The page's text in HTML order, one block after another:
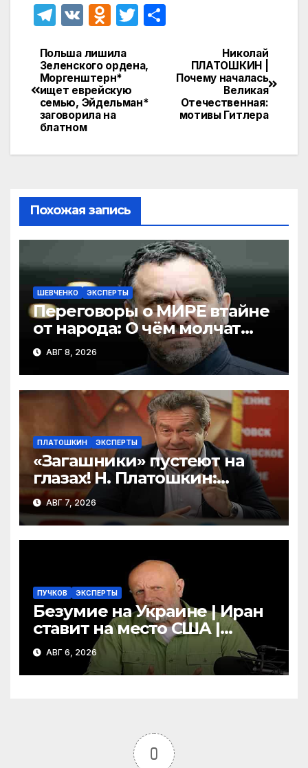
T
e
gr
a
m
V
O
n
o
kl
a
ni
ki
T
itt
er
р
Навигация
по
записям
Николай
ПЛАТОШКИН |
Почему началась
Великая
Отечественная:
мотивы Гитлера
Польша лишила
Зеленского ордена,
Моргенштерн*
ищет еврейскую
семью, Эйдельман*
заговорила на
блатном
Похожая запись
ШЕВЧЕНКО ЭКСПЕРТЫ
Переговоры о МИРЕ втайне
от народа: О чём молчат
Москва и Киев? Шевченко и
Бондаренко
АВГ 8, 2026
ПЛАТОШКИН ЭКСПЕРТЫ
«Загашники» пустеют на
глазах! Н. Платошкин:
посмотрите, что власть
скрывает за красивыми
отчётами!
АВГ 7, 2026
ПУЧКОВ ЭКСПЕРТЫ
Безумие на Украине | Иран
ставит на место США |
Фильм «Одиссея»
шокировал Гомера | Гоблин
АВГ 6, 2026
0